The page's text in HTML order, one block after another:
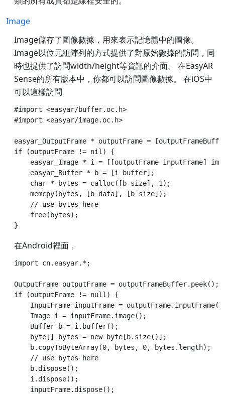
Image
Image儲存了圖像數據，用來表示記憶體中的圖像。
Image以位元組陣列的方式提供了對原始數據的訪問，同
時也提供了訪問width/height等資訊的介面。 在EasyAR
Sense的所有版本中，你都可以訪問圖像數據。 在iOS中
可以這樣訪問
#import <easyar/buffer.oc.h>
#import <easyar/image.oc.h>
easyar_OutputFrame * outputFrame =
if (outputFrame != nil) {
easyar_Image * i = [[outputFrame inputFrame]
    easyar_Buffer * b = [i buffer];
    char * bytes = calloc([b size], 1);
    memcpy(bytes, [b data], [b size]);
    // use bytes here
    free(bytes);
在Android裡面，
import cn.easyar.*;
OutputFrame outputFrame = outputFrameBuffer.peek();
if (outputFrame != null) {
InputFrame inputFrame =
    Image i = inputFrame.image();
    Buffer b = i.buffer();
    byte[] bytes = new byte[b.size()];
    b.copyToByteArray(0, bytes, 0, bytes.length);
    // use bytes here
    b.dispose();
    i.dispose();
    inputFrame.dispose();